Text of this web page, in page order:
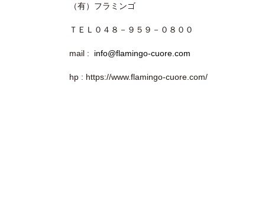
（有）フラミンゴ
ＴＥＬ０４８－９５９－０８００
mail : info@flamingo-cuore.com
hp : https://www.flamingo-cuore.com/